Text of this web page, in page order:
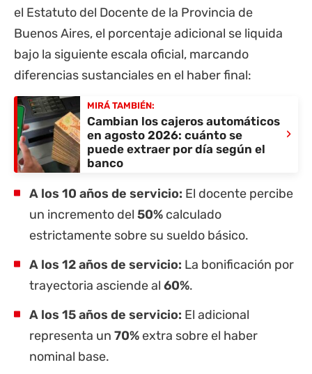
el Estatuto del Docente de la Provincia de
Buenos Aires, el porcentaje adicional se liquida
bajo la siguiente escala oficial, marcando
diferencias sustanciales en el haber final:
MIRÁ TAMBIÉN:
Cambian los cajeros automáticos
en agosto 2026: cuánto se
puede extraer por día según el
banco
›
A los 10 años de servicio: El docente percibe
un incremento del 50% calculado
estrictamente sobre su sueldo básico.
A los 12 años de servicio: La bonificación por
trayectoria asciende al 60%.
A los 15 años de servicio: El adicional
representa un 70% extra sobre el haber
nominal base.